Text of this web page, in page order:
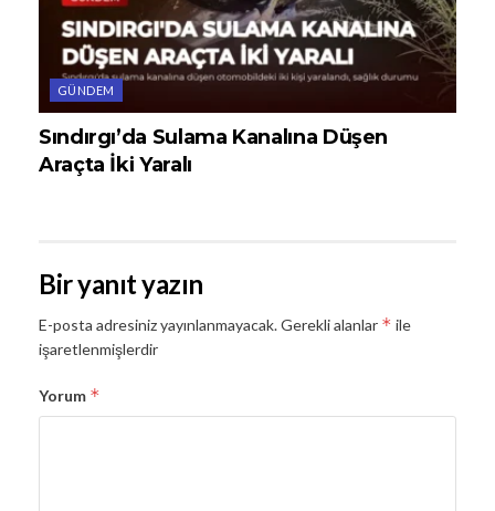
GÜNDEM
Sındırgı’da Sulama Kanalına Düşen
Araçta İki Yaralı
Bir yanıt yazın
E-posta adresiniz yayınlanmayacak.Gerekli alanlar * ile
işaretlenmişlerdir
Yorum *